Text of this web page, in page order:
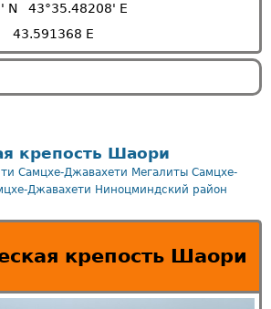
N 43°35.48208' E
43.591368 E
крепость Шаори
Самцхе-Джавахети Мегалиты Самцхе-
Джавахети Ниноцминдский район
крепость Шаори